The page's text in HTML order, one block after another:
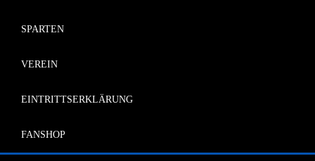
SPARTEN
VEREIN
EINTRITTSERKLÄRUNG
FANSHOP